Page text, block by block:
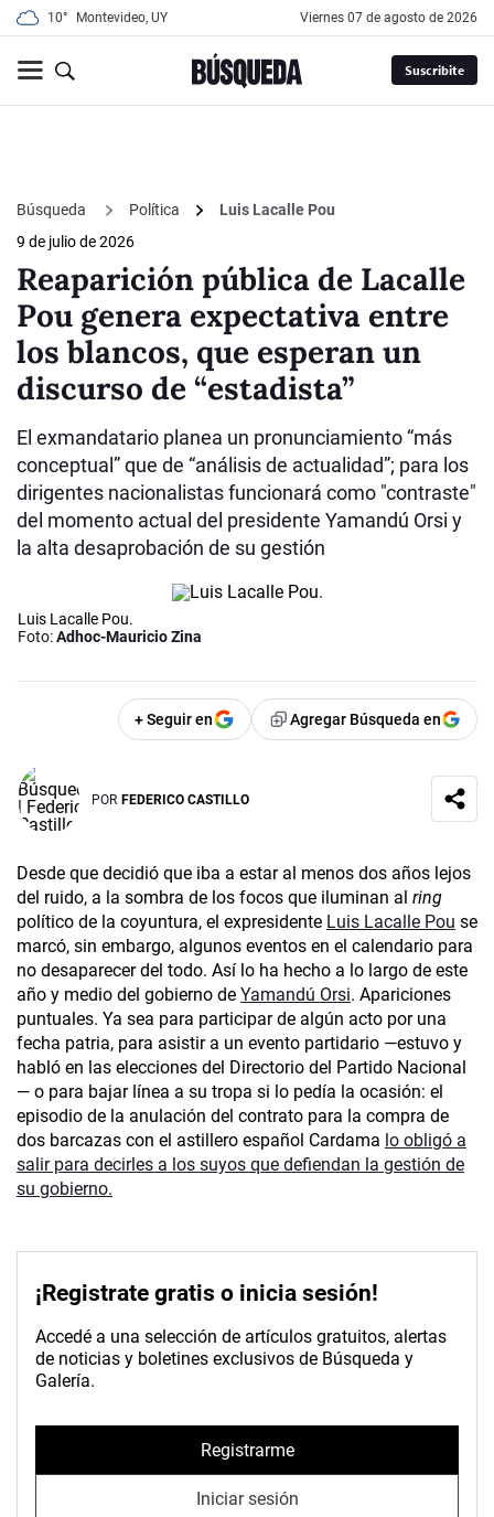
10° Montevideo, UY viernes 07 de agosto de 2026
Suscribite
Búsqueda Política
Luis Lacalle Pou
9 de julio de 2026
Reaparición pública de Lacalle
Pou genera expectativa entre
los blancos, que esperan un
discurso de “estadista”
El exmandatario planea un pronunciamiento “más
conceptual” que de “análisis de actualidad”; para los
dirigentes nacionalistas funcionará como "contraste"
del momento actual del presidente Yamandú Orsi y
la alta desaprobación de su gestión
Luis Lacalle Pou.
Foto:Adhoc-Mauricio Zina
+ Seguir en Agregar Búsqueda en
POR FEDERICO CASTILLO
Desde que decidió que iba a estar al menos dos años lejos
del ruido, a la sombra de los focos que iluminan al ring
político de la coyuntura, el expresidente Luis Lacalle Pou se
marcó, sin embargo, algunos eventos en el calendario para
no desaparecer del todo. Así lo ha hecho a lo largo de este
año y medio del gobierno de Yamandú Orsi. Apariciones
puntuales. Ya sea para participar de algún acto por una
fecha patria, para asistir a un evento partidario —estuvo y
habló en las elecciones del Directorio del Partido Nacional
— o para bajar línea a su tropa si lo pedía la ocasión: el
episodio de la anulación del contrato para la compra de
dos barcazas con el astillero español Cardama lo obligó a
salir para decirles a los suyos que defiendan la gestión de
su gobierno.
¡Registrate gratis o inicia sesión!
Accedé a una selección de artículos gratuitos, alertas
de noticias y boletines exclusivos de Búsqueda y
Galería.
Registrarme
Iniciar sesión